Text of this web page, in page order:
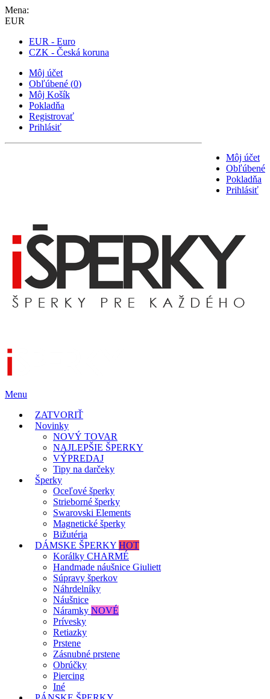
Mena:
EUR
EUR - Euro
CZK - Česká koruna
Môj účet
Obľúbené (0)
Môj Košík
Pokladňa
Registrovať
Prihlásiť
Môj účet
Obľúbené
Pokladňa
Prihlásiť
Menu
ZATVORIŤ
Novinky
NOVÝ TOVAR
NAJLEPŠIE ŠPERKY
VÝPREDAJ
Tipy na darčeky
Šperky
Oceľové šperky
Strieborné šperky
Swarovski Elements
Magnetické šperky
Bižutéria
DÁMSKE ŠPERKY HOT
Korálky CHARMÉ
Handmade náušnice Giuliett
Súpravy šperkov
Náhrdelníky
Náušnice
Náramky NOVÉ
Prívesky
Retiazky
Prstene
Zásnubné prstene
Obrúčky
Piercing
Iné